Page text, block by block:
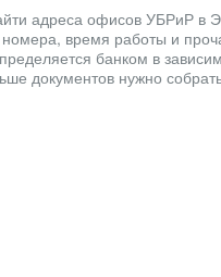
адреса офисов УБРиР в
номера, время работы и
банком в
документов нужно